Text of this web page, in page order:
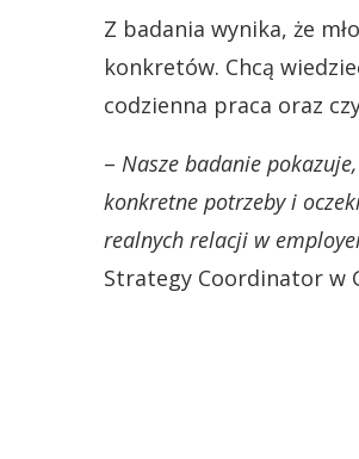
Z badania wynika, że
konkretów. Chcą
codzienna praca oraz
– Nasze badanie
konkretne potrzeby i
realnych relacji w
Strategy Coordinator w